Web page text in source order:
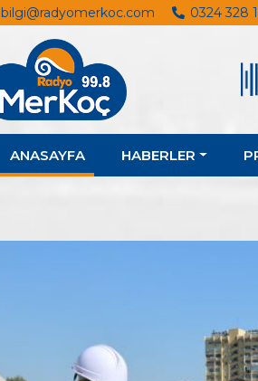
bilgi@radyomerkoc.com 0324 328
ANASAYFA HABERLER